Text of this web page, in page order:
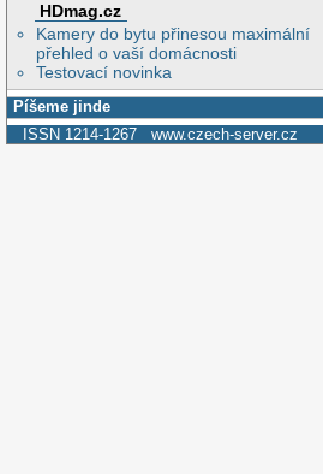
HDmag.cz
Kamery do bytu přinesou maximální
přehled o vaší domácnosti
Testovací novinka
Píšeme jinde
ISSN 1214-1267 www.czech-server.cz